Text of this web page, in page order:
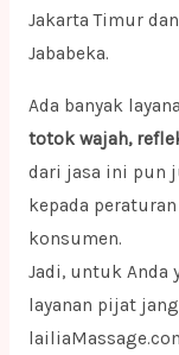
Jakarta Timur
Jababeka.
Ada banyak
totok wajah,
dari jasa ini pun
kepada
konsumen.
Jadi, untuk Anda
layanan pijat